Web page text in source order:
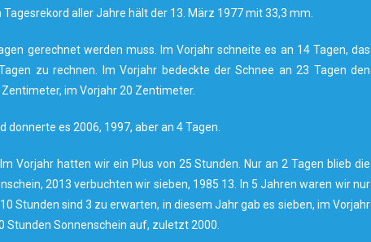
aller Jahre hält der 13. März 1977 mit 33,3 mm.
gerechnet werden muss. Im Vorjahr schneite es an 14 Tagen, das
zu rechnen. Im Vorjahr bedeckte der Schnee an 23 Tagen den
im Vorjahr 20 Zentimeter.
es 2006, 1997, aber an 4 Tagen.
Vorjahr hatten wir ein Plus von 25 Stunden. Nur an 2 Tagen blieb die
2013 verbuchten wir sieben, 1985 13. In 5 Jahren waren wir nur
Stunden sind 3 zu erwarten, in diesem Jahr gab es sieben, im Vorjahr
Stunden Sonnenschein auf, zuletzt 2000.